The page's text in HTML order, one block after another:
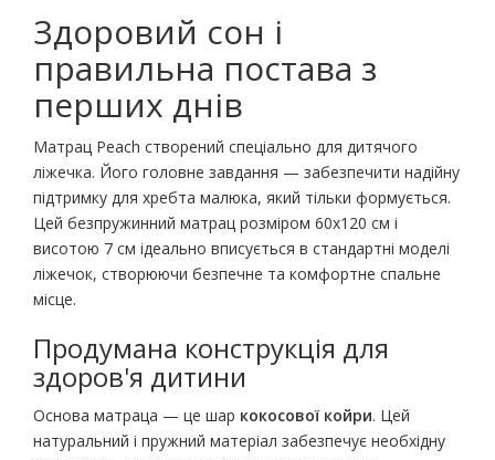
Здоровий сон і
правильна постава з
перших днів
Матрац Peach створений спеціально для дитячого
ліжечка. Його головне завдання — забезпечити надійну
підтримку для хребта малюка, який тільки формується.
Цей безпружинний матрац розміром 60х120 см і
висотою 7 см ідеально вписується в стандартні моделі
ліжечок, створюючи безпечне та комфортне спальне
місце.
Продумана конструкція для
здоров'я дитини
Основа матраца — це шар кокосової койри. Цей
натуральний і пружний матеріал забезпечує необхідну